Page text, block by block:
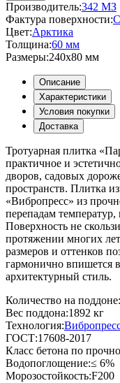
Производитель:342 МЗ
Фактура поверхности:
Цвет:Арктика
Толщина:60 мм
Размеры:240x80 мм
Описание
Характеристики
Условия покупки
Доставка
Тротуарная плитка
практичное и
дворов, садовых
пространств. Плитка
«Вибропресс» из
перепадам
Поверхность не
протяжении многих
размеров и оттенков
гармонично впишется
архитектурный стиль.
Количество на поддоне:
Вес поддона:1892 кг
Технология:
ГОСТ:17608-2017
Класс бетона по
Водопоглощение:≤ 6%
Морозостойкость:F200